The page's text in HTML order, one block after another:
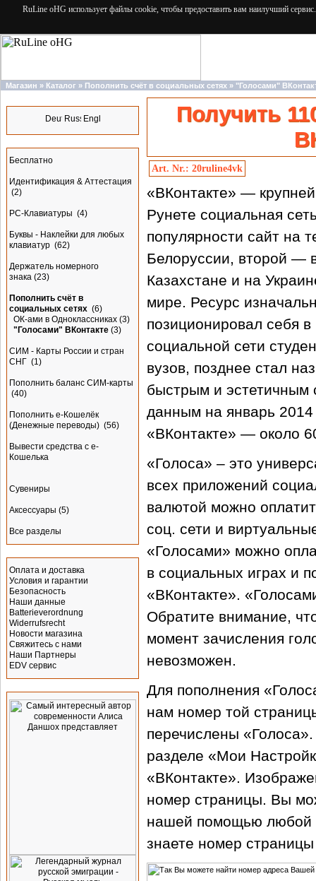
RuLine oHG использует файлы cookie, чтобы предоставить вам наилучший
Магазин » Каталог » Пополнить счёт в социальных сетях » "Голосами"
Бесплатно
Идентификация & Аттестация
(2)
PC-Клавиатуры (4)
Буквы - Наклейки для любых
клавиатур (62)
Держатель номерного
знака (23)
Пополнить счёт в
социальных сетях (6)
ОК-ами в Одноклассниках (3)
"Голосами" ВКонтакте (3)
СИМ - Карты России и стран
СНГ (1)
Пополнить баланс СИМ-карты
(40)
Пополнить e-Кошелёк
(Денежные переводы) (56)
Вывести средства с е-
Кошелька
Сувениры
Аксессуары (5)
Все разделы
Оплата и доставка
Условия и гарантии
Безопасность
Наши данные
Batterieverordnung
Widerrufsrecht
Новости магазина
Свяжитесь с нами
Наши Партнеры
EDV сервис
Получить
Art. Nr.: 20ruline4vk
«ВКонтакте» —
Рунете социальная
популярности сайт на
Белоруссии, второй —
Казахстане и на
мире. Ресурс
позиционировал себя в
социальной сети
вузов, позднее стал
быстрым и эстетичным
данным на январь
«ВКонтакте» — около
«Голоса» – это
всех приложений
валютой можно
соц. сети и
«Голосами» можно
в социальных играх и
«ВКонтакте».
Обратите внимание,
момент зачисления
невозможен.
Для пополнения
нам номер той
перечислены
разделе «Мои
«ВКонтакте».
номер страницы. Вы
нашей помощью любой
знаете номер страницы